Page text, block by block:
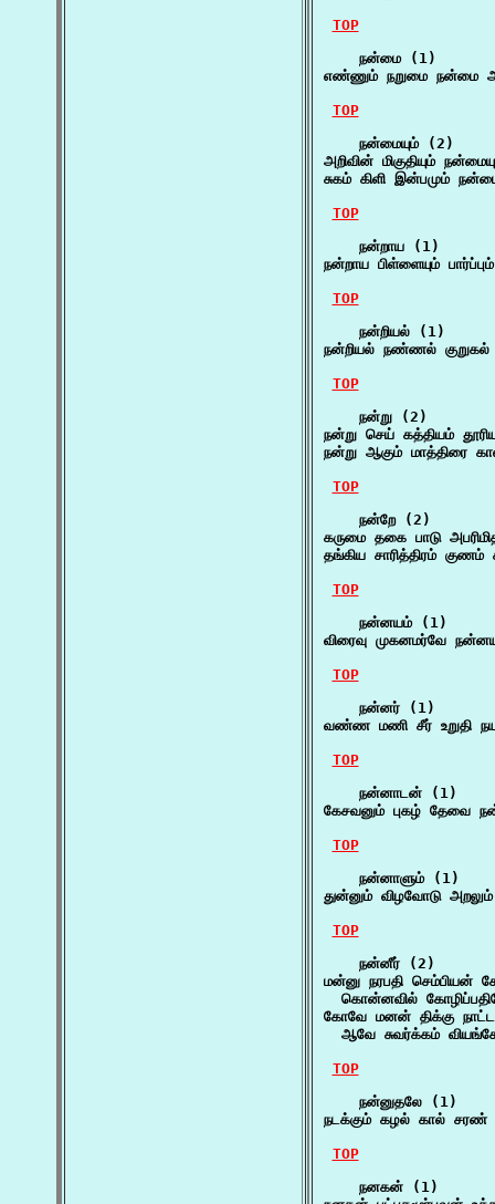
TOP
    நன்மை (1)
எண்ணும் நறுமை நன்மை
TOP
    நன்மையும் (2)
அறிவின் மிகுதியும்
சுகம் கிளி இன்பமும்
TOP
    நன்றாய (1)
நன்றாய பிள்ளையும்
TOP
    நன்றியல் (1)
நன்றியல் நண்ணல்
TOP
    நன்று (2)
நன்று செய் கத்தியம்
நன்று ஆகும் மாத்திரை
TOP
    நன்றே (2)
கருமை தகை பாடு
தங்கிய சாரித்திரம்
TOP
    நன்னயம் (1)
விரைவு முகனமர்வே
TOP
    நன்னர் (1)
வண்ண மணி சீர் உறுதி
TOP
    நன்னாடன் (1)
கேசவனும் புகழ் தேவை
TOP
    நன்னாளும் (1)
துன்னும் விழவோடு
TOP
    நன்னீர் (2)
மன்னு நரபதி
கொன்னவில்
கோவே மனன் திக்கு
ஆவே சுவர்க்கம்
TOP
    நன்னுதலே (1)
நடக்கும் கழல் கால் சரண்
TOP
    நனகன் (1)